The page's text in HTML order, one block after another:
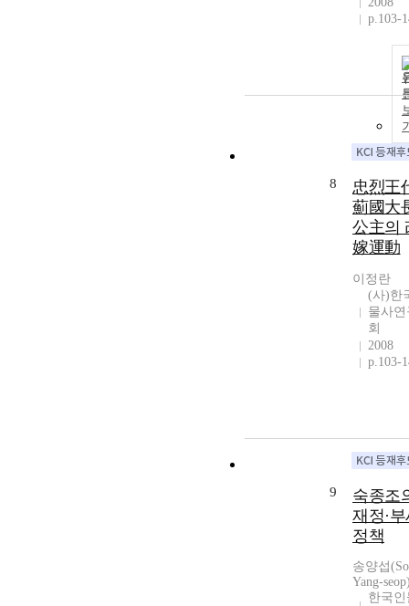
p.103-
8
忠烈王
薊國大
公主의
嫁運動
이정란
(사)한
물사연
회
2008
p.103-
9
숙종조
재정·
정책
송양섭
Yang-
한국인